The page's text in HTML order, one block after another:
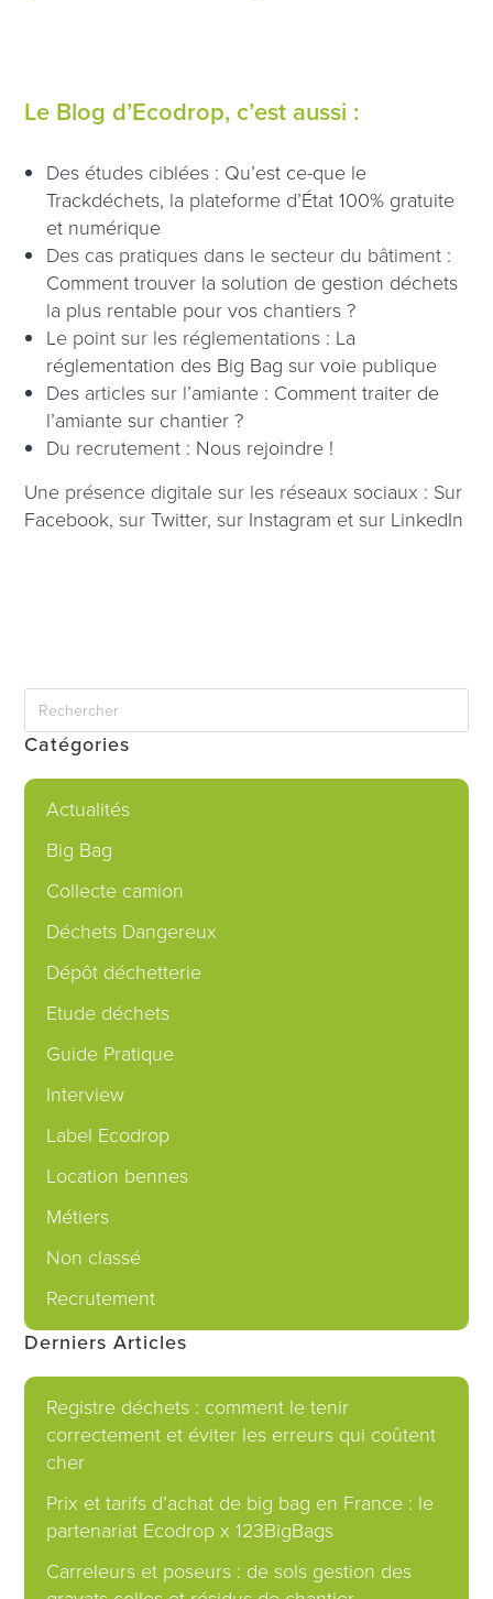
Le Blog d’Ecodrop, c’est aussi :
Des études ciblées : Qu’est ce-que le
Trackdéchets, la plateforme d’État 100% gratuite
et numérique
Des cas pratiques dans le secteur du bâtiment :
Comment trouver la solution de gestion déchets
la plus rentable pour vos chantiers ?
Le point sur les réglementations : La
réglementation des Big Bag sur voie publique
Des articles sur l’amiante : Comment traiter de
l’amiante sur chantier?
Du recrutement : Nous rejoindre !
Une présence digitale sur les réseaux sociaux : Sur
Facebook, surTwitter, sur Instagram et sur LinkedIn
Catégories
Actualités
Big Bag
Collecte camion
Déchets Dangereux
Dépôt déchetterie
Etude déchets
Guide Pratique
Interview
Label Ecodrop
Location bennes
Métiers
Non classé
Recrutement
Derniers Articles
Registre déchets : comment le tenir
correctement et éviter les erreurs qui coûtent
cher
Prix et tarifs d’achat de big bag en France : le
partenariat Ecodrop x 123BigBags
Carreleurs et poseurs : de sols gestion des